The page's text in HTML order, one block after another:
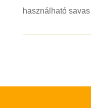
használható